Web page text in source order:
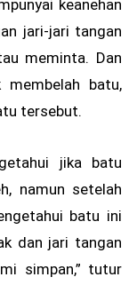
keanehan
jari-jari tangan
meminta. Dan
membelah batu,
tersebut.
jika batu
namun setelah
batu ini
dan jari tangan
simpan,” tutur